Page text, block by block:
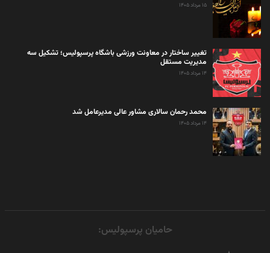
۱۵ مرداد ۱۴۰۵
تغییر ساختار در معاونت ورزشی باشگاه پرسپولیس؛ تشکیل سه
مدیریت مستقل
۱۴ مرداد ۱۴۰۵
محمد رحمان سالاری مشاور عالی مدیرعامل شد
۱۴ مرداد ۱۴۰۵
حامیان پرسپولیس: